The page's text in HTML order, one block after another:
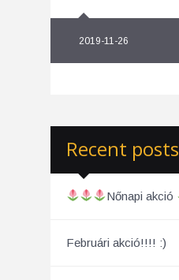
2019-11-26
Recent posts
Nőnapi akció
Februári akció!!!! :)